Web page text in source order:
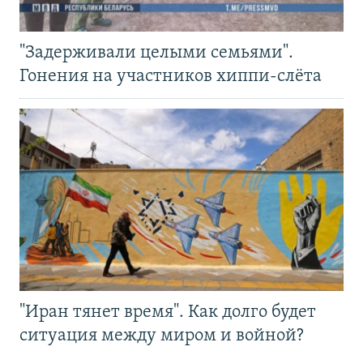
"Задерживали целыми семьями".
Гонения на участников хиппи-слёта
"Иран тянет время". Как долго будет
ситуация между миром и войной?